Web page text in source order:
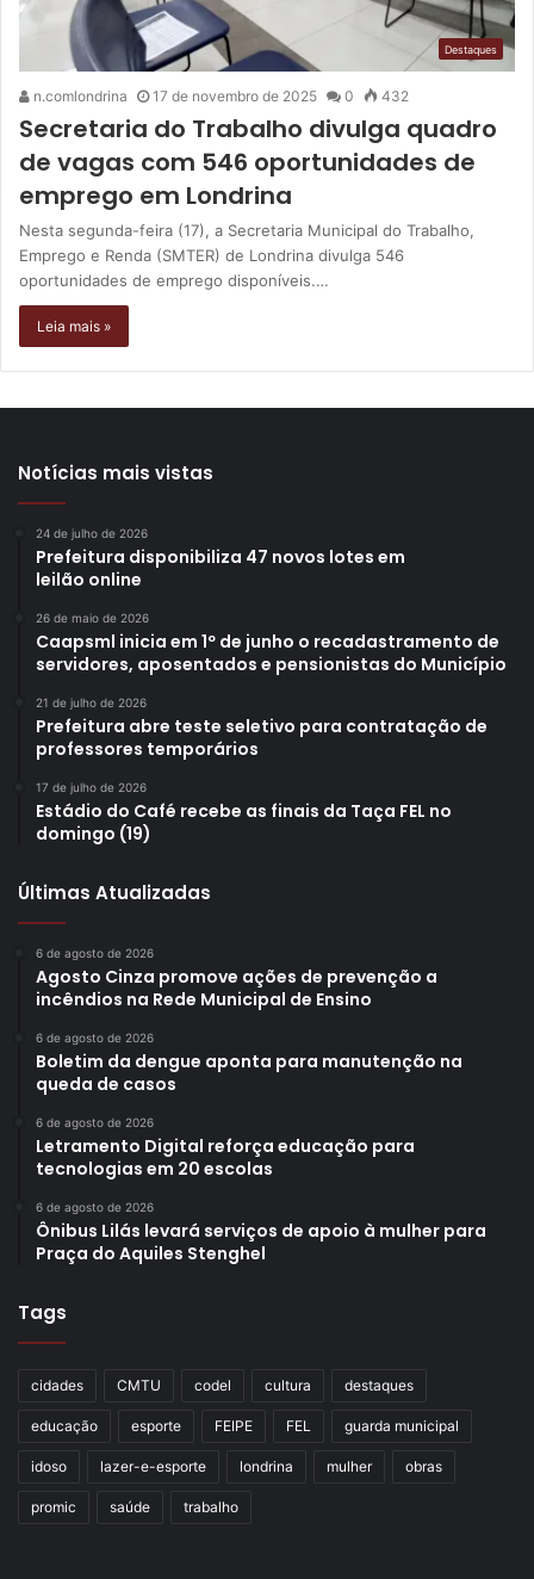
Destaques
n.comlondrina 17 de novembro de 2025 0 432
Secretaria do Trabalho divulga quadro
de vagas com 546 oportunidades de
emprego em Londrina
Nesta segunda-feira (17), a Secretaria Municipal do Trabalho,
Emprego e Renda (SMTER) de Londrina divulga 546
oportunidades de emprego disponíveis.…
Leia mais »
Notícias mais vistas
24 de julho de 2026
Prefeitura disponibiliza 47 novos lotes em
leilão online
26 de maio de 2026
Caapsml inicia em 1º de junho o recadastramento de
servidores, aposentados e pensionistas do Município
21 de julho de 2026
Prefeitura abre teste seletivo para contratação de
professores temporários
17 de julho de 2026
Estádio do Café recebe as finais da Taça FEL no
domingo (19)
Últimas Atualizadas
6 de agosto de 2026
Agosto Cinza promove ações de prevenção a
incêndios na Rede Municipal de Ensino
6 de agosto de 2026
Boletim da dengue aponta para manutenção na
queda de casos
6 de agosto de 2026
Letramento Digital reforça educação para
tecnologias em 20 escolas
6 de agosto de 2026
Ônibus Lilás levará serviços de apoio à mulher para
Praça do Aquiles Stenghel
Tags
cidades CMTU codel cultura destaques
educação esporte FEIPE FEL guarda municipal
idoso lazer-e-esporte londrina mulher obras
promic saúde trabalho